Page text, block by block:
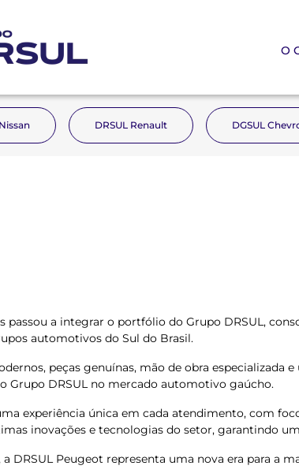
O
DRSUL Renault DGSUL
passou a integrar o portfólio do Grupo DRSUL,
automotivos do Sul do Brasil.
peças genuínas, mão de obra especializada
Grupo DRSUL no mercado automotivo gaúcho.
experiência única em cada atendimento, com
inovações e tecnologias do setor, garantindo
DRSUL Peugeot representa uma nova era para a